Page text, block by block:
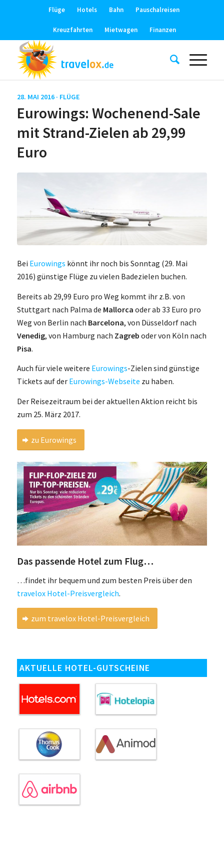
Flüge Hotels Bahn Pauschalreisen
Kreuzfahrten Mietwagen Finanzen
28. MAI 2016 · FLÜGE
Eurowings: Wochenend-Sale
mit Strand-Zielen ab 29,99
Euro
Bei Eurowings könnt ihr noch bis Sonntag (29. Mai
2016) günstige Flüge zu vielen Badezielen buchen.
Bereits ab 29,99 Euro pro Weg kommt ihr z.B. von
Stuttgart nach Palma de Mallorca oder ab 33 Euro pro
Weg von Berlin nach Barcelona, von Düsseldorf nach
Venedig, von Hamburg nach Zagreb oder von Köln nach
Pisa.
Auch für viele weitere Eurowings-Zielen sind günstige
Tickets auf der Eurowings-Webseite zu haben.
Der Reisezeitraum bei der aktuellen Aktion reicht bis
zum 25. März 2017.
zu Eurowings
Das passende Hotel zum Flug…
…findet ihr bequem und zum besten Preis über den
travelox Hotel-Preisvergleich.
zum travelox Hotel-Preisvergleich
AKTUELLE HOTEL-GUTSCHEINE